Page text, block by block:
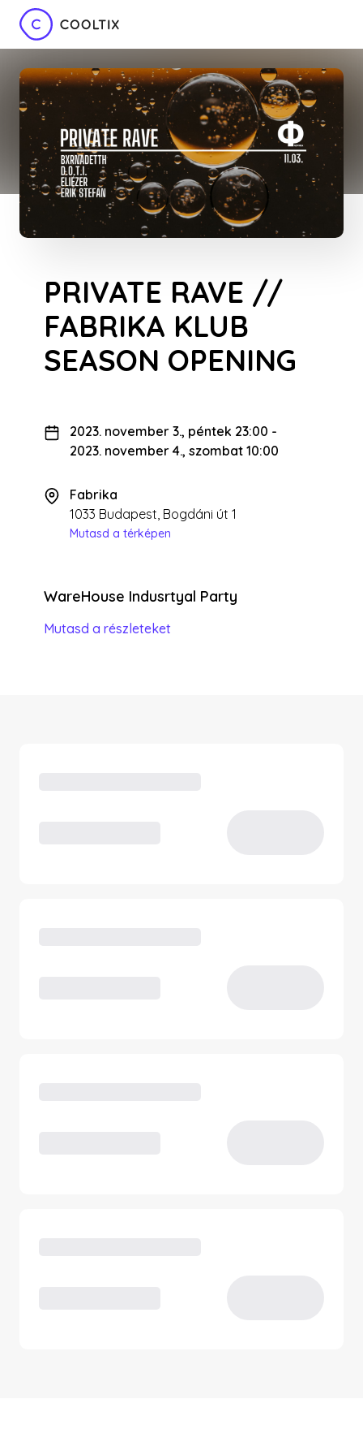
PRIVATE RAVE //
FABRIKA KLUB
SEASON OPENING
2023. november 3., péntek 23:00 -
2023. november 4., szombat 10:00
Fabrika
1033 Budapest, Bogdáni út 1
Mutasd a térképen
WareHouse Indusrtyal Party
Mutasd a részleteket